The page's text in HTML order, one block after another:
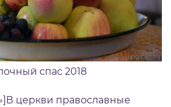
спас 2018
церкви православные